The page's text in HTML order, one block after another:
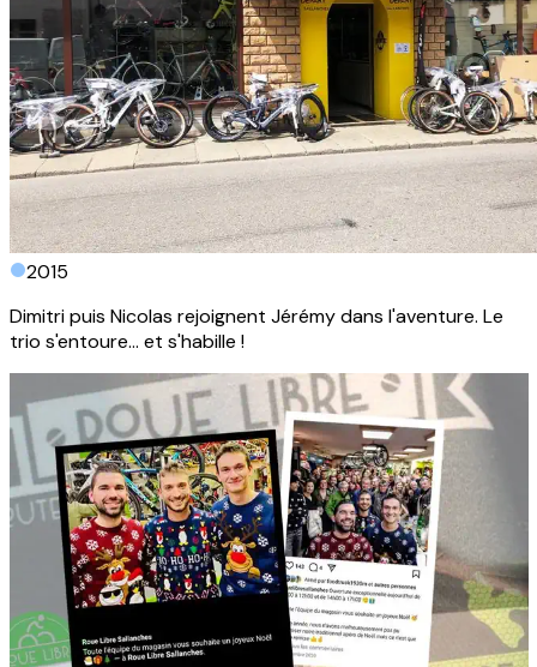
2015
Dimitri puis Nicolas rejoignent Jérémy dans l'aventure. Le
trio s'entoure... et s'habille !